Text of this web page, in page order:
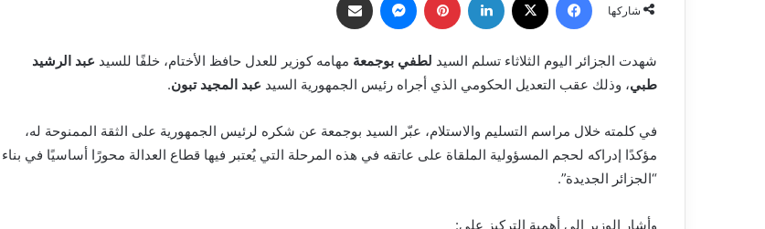
شاركها
شهدت الجزائر اليوم الثلاثاء تسلم السيد لطفي بوجمعة مهامه كوزير للعدل حافظ الأختام، خلفًا للسيد عبد الرشيد
طبي، وذلك عقب التعديل الحكومي الذي أجراه رئيس الجمهورية السيد عبد المجيد تبون.
في كلمته خلال مراسم التسليم والاستلام، عبّر السيد بوجمعة عن شكره لرئيس الجمهورية على الثقة الممنوحة له،
مؤكدًا إدراكه لحجم المسؤولية الملقاة على عاتقه في هذه المرحلة التي يُعتبر فيها قطاع العدالة محورًا أساسيًا في بناء
“الجزائر الجديدة”.
وأشار الوزير إلى أهمية التركيز على: